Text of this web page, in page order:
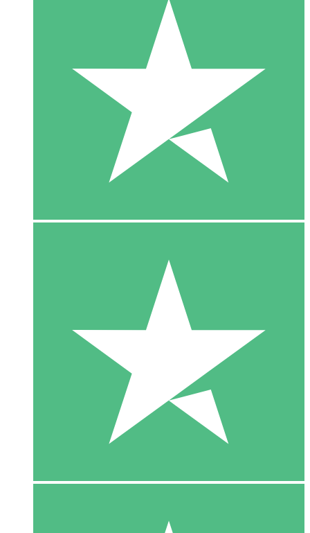
10 Nedladdningar
20 00